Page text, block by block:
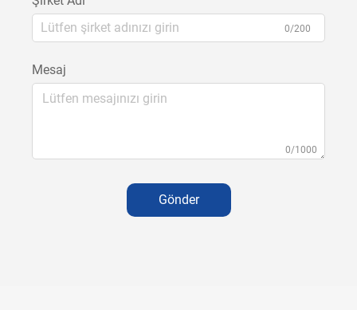
0/200
Mesaj
0/1000
Gönder